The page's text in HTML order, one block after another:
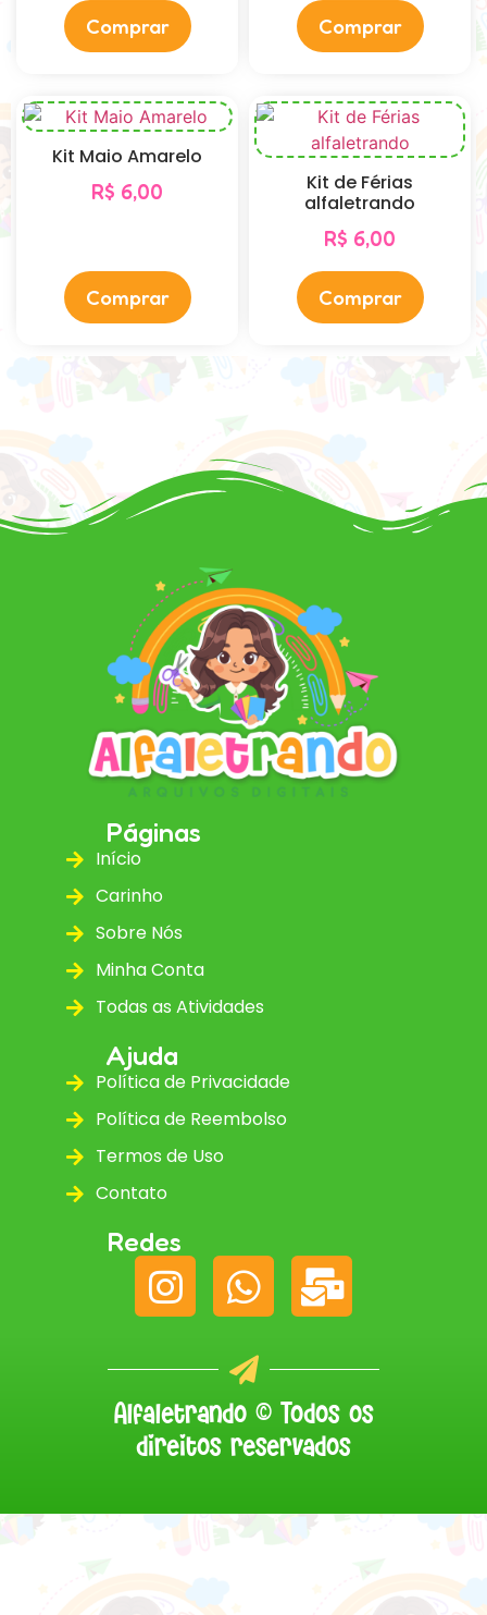
Comprar Comprar
Kit Maio Amarelo
R$ 6,00
Comprar
Kit de Férias
alfaletrando
R$ 6,00
Comprar
Páginas
Início
Carinho
Sobre Nós
Minha Conta
Todas as Atividades
Ajuda
Política de Privacidade
Política de Reembolso
Termos de Uso
Contato
Redes
Alfaletrando © Todos os
direitos reservados